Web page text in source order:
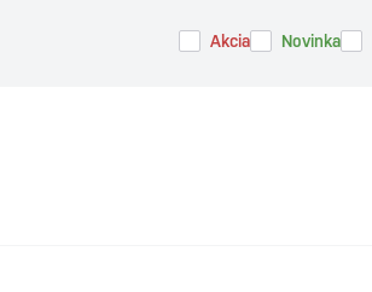
Akcia Novinka